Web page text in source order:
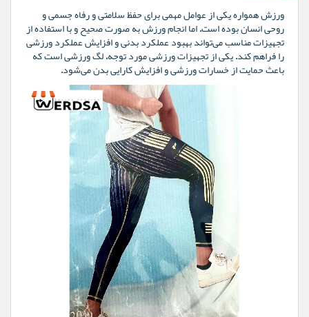
ورزش همواره یکی از عوامل مهمی برای حفظ سلامتی و رفاه جسمی و
روحی انسان بوده است. اما انجام ورزش به صورت صحیح و با استفاده از
تجهیزات مناسب می‌تواند بهبود عملکرد بدنی و افزایش عملکرد ورزشی
را فراهم کند. یکی از تجهیزات ورزشی مورد توجه، لگ ورزشی است که
باعث حمایت از خسارات ورزشی و افزایش کارایی بدن می‌شود.